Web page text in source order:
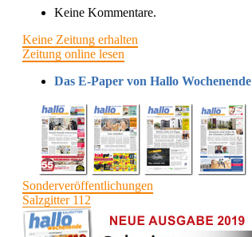
Keine Kommentare.
Keine Zeitung erhalten
Zeitung online lesen
Das E-Paper von Hallo Wochenende
Sonderveröffentlichungen
Salzgitter 112